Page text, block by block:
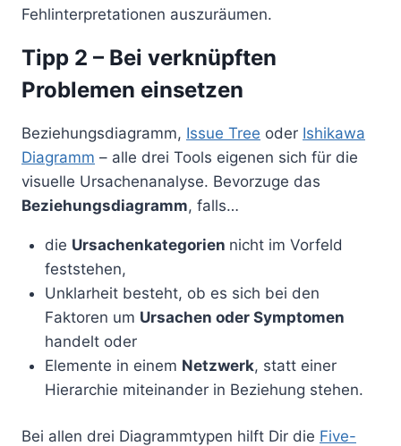
Fehlinterpretationen auszuräumen.
Tipp 2 – Bei verknüpften
Problemen einsetzen
Beziehungsdiagramm, Issue Tree oder Ishikawa
Diagramm – alle drei Tools eigenen sich für die
visuelle Ursachenanalyse. Bevorzuge das
Beziehungsdiagramm, falls…
die Ursachenkategorien nicht im Vorfeld
feststehen,
Unklarheit besteht, ob es sich bei den
Faktoren um Ursachen oder Symptomen
handelt oder
Elemente in einem Netzwerk, statt einer
Hierarchie miteinander in Beziehung stehen.
Bei allen drei Diagrammtypen hilft Dir die Five-